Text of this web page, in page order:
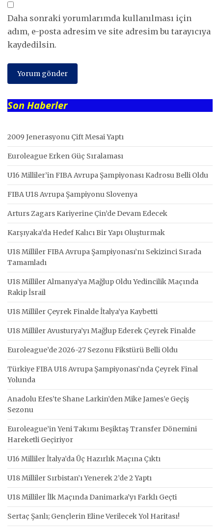
Daha sonraki yorumlarımda kullanılması için
adım, e-posta adresim ve site adresim bu tarayıcıya
kaydedilsin.
Son Haberler
2009 Jenerasyonu Çift Mesai Yaptı
Euroleague Erken Güç Sıralaması
U16 Milliler’in FIBA Avrupa Şampiyonası Kadrosu Belli Oldu
FIBA U18 Avrupa Şampiyonu Slovenya
Arturs Zagars Kariyerine Çin’de Devam Edecek
Karşıyaka’da Hedef Kalıcı Bir Yapı Oluşturmak
U18 Milliler FIBA Avrupa Şampiyonası’nı Sekizinci Sırada
Tamamladı
U18 Milliler Almanya’ya Mağlup Oldu Yedincilik Maçında
Rakip İsrail
U18 Milliler Çeyrek Finalde İtalya’ya Kaybetti
U18 Milliler Avusturya’yı Mağlup Ederek Çeyrek Finalde
Euroleague’de 2026-27 Sezonu Fikstürü Belli Oldu
Türkiye FIBA U18 Avrupa Şampiyonası’nda Çeyrek Final
Yolunda
Anadolu Efes’te Shane Larkin’den Mike James’e Geçiş
Sezonu
Euroleague’in Yeni Takımı Beşiktaş Transfer Dönemini
Hareketli Geçiriyor
U16 Milliler İtalya’da Üç Hazırlık Maçına Çıktı
U18 Milliler Sırbistan’ı Yenerek 2’de 2 Yaptı
U18 Milliler İlk Maçında Danimarka’yı Farklı Geçti
Sertaç Şanlı; Gençlerin Eline Verilecek Yol Haritası!